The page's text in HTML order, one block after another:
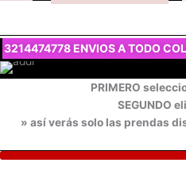
3214474778 ENVIOS A TODO
PRIMERO
SEGUNDO
» así verás solo las prendas